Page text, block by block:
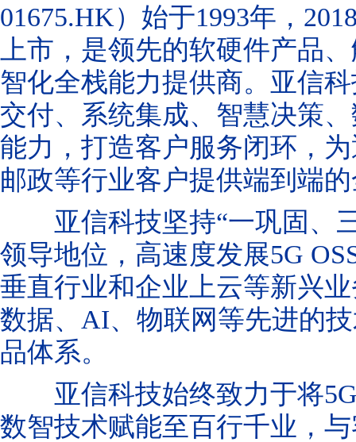
01675.HK）始于1993年，
上市，是领先的软硬件产品
智化全栈能力提供商。 亚信
交付、系统集成、智慧决策
能力，打造客户服务闭环，
邮政等行业客户提供端到端
亚信科技坚持“一巩固、
领导地位，高速度发展5G
垂直行业和企业上云等新兴
数据、AI、物联网等先进的
品体系。
亚信科技始终致力于将
数智技术赋能至百行千业，